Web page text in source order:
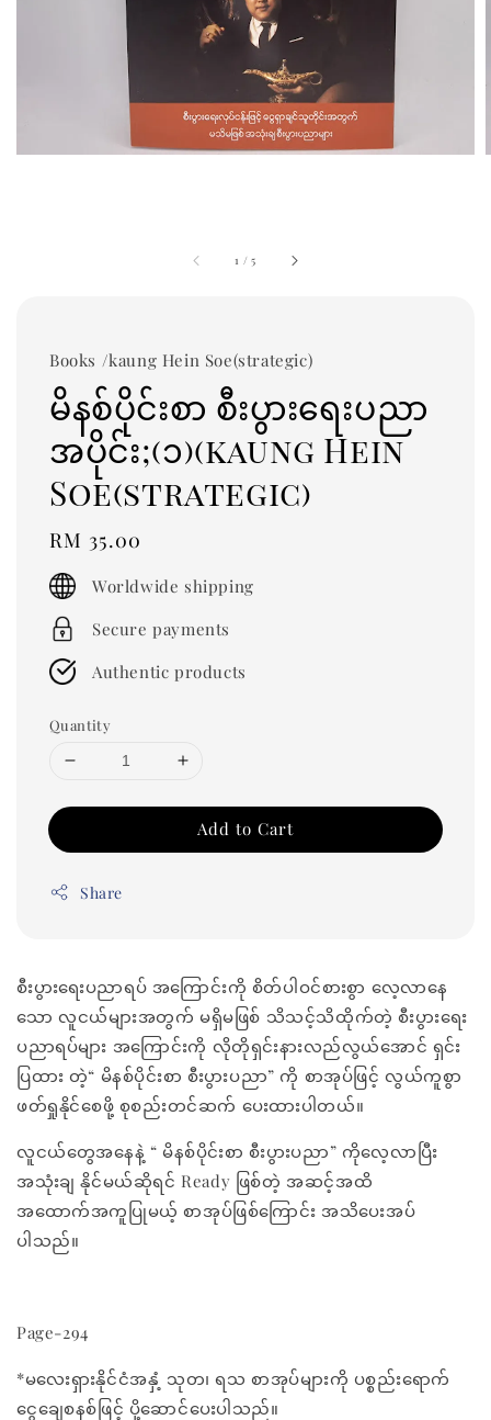
1 /5
Books /kaung Hein Soe(strategic)
မိနစ်ပိုင်းစာ စီးပွားရေးပညာ
အပိုင်း;(၁)(kaung Hein
Soe(strategic)
Regular
price
RM 35.00
Worldwide shipping
Secure payments
Authentic products
Quantity
Add to Cart
Share
စီးပွားရေးပညာရပ် အကြောင်းကို စိတ်ပါဝင်စားစွာ လေ့လာနေ
သော လူငယ်များအတွက် မရှိမဖြစ် သိသင့်သိထိုက်တဲ့ စီးပွားရေး
ပညာရပ်များ အကြောင်းကို လိုတိုရှင်းနားလည်လွယ်အောင် ရှင်း
ပြထား တဲ့“ မိနစ်ပိုင်းစာ စီးပွားပညာ” ကို စာအုပ်ဖြင့် လွယ်ကူစွာ
ဖတ်ရှုနိုင်စေဖို့ စုစည်းတင်ဆက် ပေးထားပါတယ်။
လူငယ်တွေအနေနဲ့ “ မိနစ်ပိုင်းစာ စီးပွားပညာ” ကိုလေ့လာပြီး
အသုံးချ နိုင်မယ်ဆိုရင် Ready ဖြစ်တဲ့ အဆင့်အထိ
အထောက်အကူပြုမယ့် စာအုပ်ဖြစ်ကြောင်း အသိပေးအပ်
ပါသည်။
Page-294
*မလေးရှားနိုင်ငံအနှံ့ သုတ၊ ရသ စာအုပ်များကို ပစ္စည်းရောက်
ငွေချေစနစ်ဖြင့် ပို့ဆောင်ပေးပါသည်။